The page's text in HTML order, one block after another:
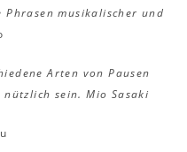
Phrasen musikalischer und
Arten von Pausen
sein. Mio Sasaki